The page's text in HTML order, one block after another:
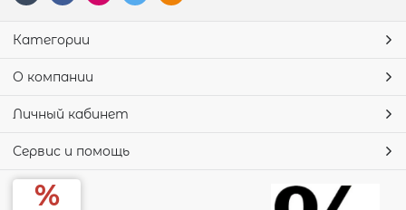
Категории
О компании
Личный кабинет
Сервис и помощь